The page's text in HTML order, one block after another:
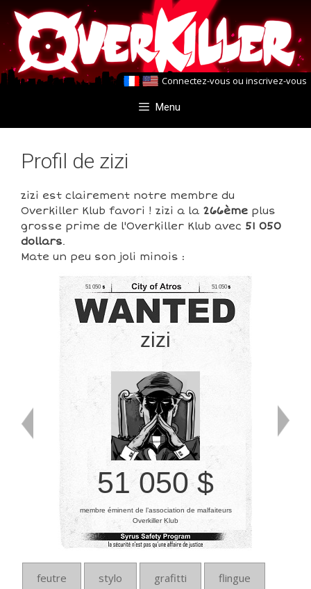
Aller
au
contenu
Aller
au
contenu
Connectez-vous ou inscrivez-vous
Menu
Profil de zizi
zizi est clairement notre membre du
Overkiller Klub favori ! zizi a la 266ème plus
grosse prime de l'Overkiller Klub avec 51 050
dollars.
Mate un peu son joli minois :
51 050
zizi
51 050
51 050 $
membre éminent de l’association de malfaiteurs
Overkiller Klub
feutre stylo grafitti flingue